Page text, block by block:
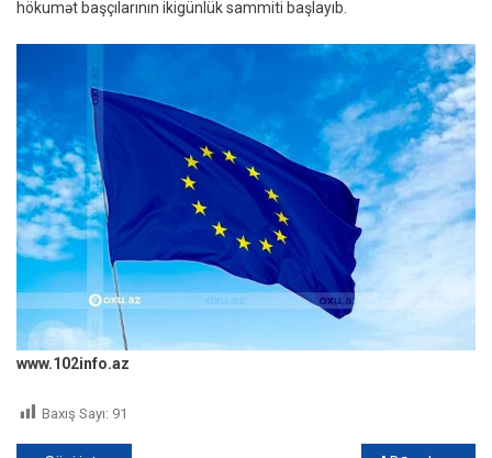
hökumət başçılarının ikigünlük sammiti başlayıb.
www.102info.az
Baxış Sayı: 91